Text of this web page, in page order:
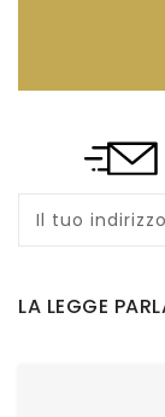
Il tuo
LA LEGGE